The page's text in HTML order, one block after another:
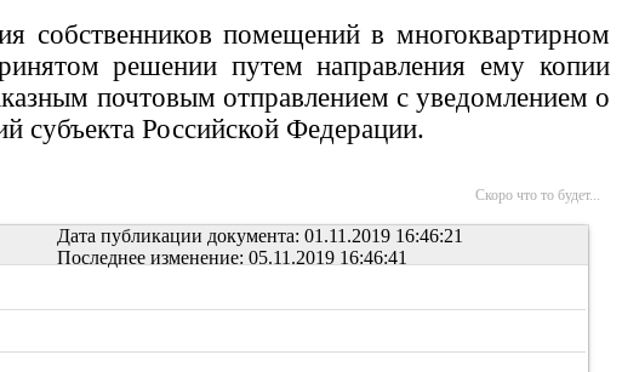
собственников помещений в многоквартирном
решении путем направления ему копии
почтовым отправлением с уведомлением о
субъекта Российской Федерации.
Скоро что то будет...
Дата публикации документа: 01.11.2019 16:46:21
Последнее изменение: 05.11.2019 16:46:41